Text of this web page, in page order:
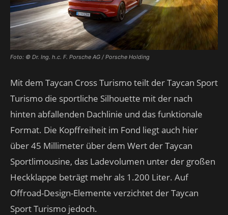
Foto: © Dr. Ing. h.c. F. Porsche AG / Porsche Holding
Mit dem Taycan Cross Turismo teilt der Taycan Sport
Turismo die sportliche Silhouette mit der nach
hinten abfallenden Dachlinie und das funktionale
Format. Die Kopffreiheit im Fond liegt auch hier
über 45 Millimeter über dem Wert der Taycan
Sportlimousine, das Ladevolumen unter der großen
Heckklappe beträgt mehr als 1.200 Liter. Auf
Offroad-Design-Elemente verzichtet der Taycan
Sport Turismo jedoch.